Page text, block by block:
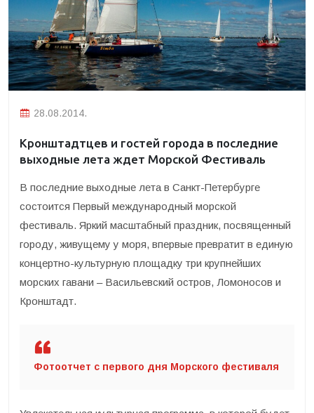
28.08.2014.
Кронштадтцев и гостей города в последние
выходные лета ждет Морской Фестиваль
В последние выходные лета в Санкт-Петербурге
состоится Первый международный морской
фестиваль. Яркий масштабный праздник, посвященный
городу, живущему у моря, впервые превратит в единую
концертно-культурную площадку три крупнейших
морских гавани – Васильевский остров, Ломоносов и
Кронштадт.
Фотоотчет с первого дня Морского фестиваля